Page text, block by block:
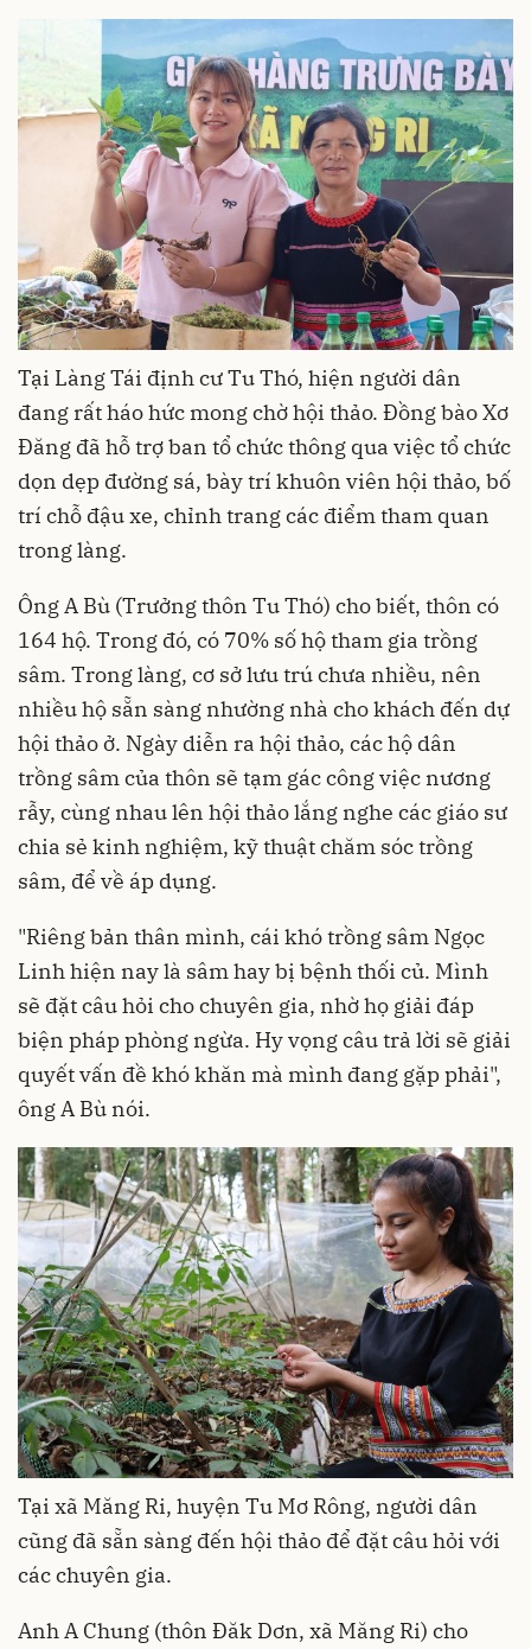
Tại Làng Tái định cư Tu Thó, hiện người dân
đang rất háo hức mong chờ hội thảo. Đồng bào Xơ
Đăng đã hỗ trợ ban tổ chức thông qua việc tổ chức
dọn dẹp đường sá, bày trí khuôn viên hội thảo, bố
trí chỗ đậu xe, chỉnh trang các điểm tham quan
trong làng.
Ông A Bù (Trưởng thôn Tu Thó) cho biết, thôn có
164 hộ. Trong đó, có 70% số hộ tham gia trồng
sâm. Trong làng, cơ sở lưu trú chưa nhiều, nên
nhiều hộ sẵn sàng nhường nhà cho khách đến dự
hội thảo ở. Ngày diễn ra hội thảo, các hộ dân
trồng sâm của thôn sẽ tạm gác công việc nương
rẫy, cùng nhau lên hội thảo lắng nghe các giáo sư
chia sẻ kinh nghiệm, kỹ thuật chăm sóc trồng
sâm, để về áp dụng.
"Riêng bản thân mình, cái khó trồng sâm Ngọc
Linh hiện nay là sâm hay bị bệnh thối củ. Mình
sẽ đặt câu hỏi cho chuyên gia, nhờ họ giải đáp
biện pháp phòng ngừa. Hy vọng câu trả lời sẽ giải
quyết vấn đề khó khăn mà mình đang gặp phải",
ông A Bù nói.
Tại xã Măng Ri, huyện Tu Mơ Rông, người dân
cũng đã sẵn sàng đến hội thảo để đặt câu hỏi với
các chuyên gia.
Anh A Chung (thôn Đăk Dơn, xã Măng Ri) cho